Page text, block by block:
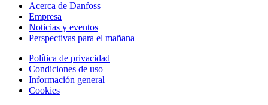
Acerca de Danfoss
Empresa
Noticias y eventos
Perspectivas para el mañana
Política de privacidad
Condiciones de uso
Información general
Cookies